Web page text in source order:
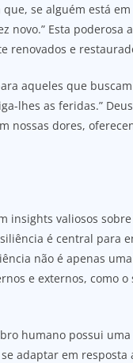
se alguém está
novo.” Esta poderosa
renovados e
aqueles que
lhes as feridas.”
nossas dores,
insights valiosos
é central para
não é apenas
e externos, como o
humano possui
adaptar em resposta